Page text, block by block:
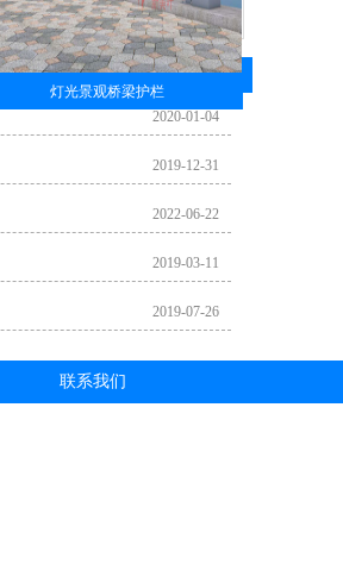
灯光景观桥梁护栏
2020-01-04
2019-12-31
2022-06-22
2019-03-11
2019-07-26
联系我们